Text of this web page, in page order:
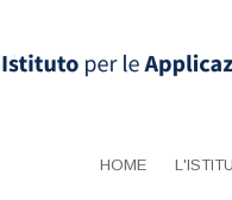
HOME